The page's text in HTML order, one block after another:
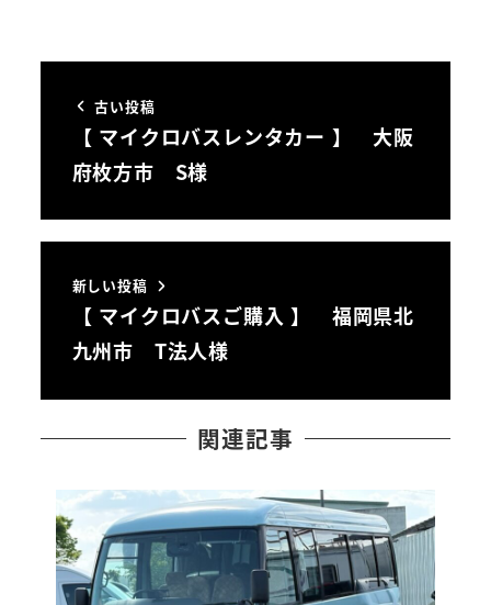
古い投稿
【 マイクロバスレンタカー 】 大阪
府枚方市 S様
新しい投稿
【 マイクロバスご購入 】 福岡県北
九州市 T法人様
関連記事